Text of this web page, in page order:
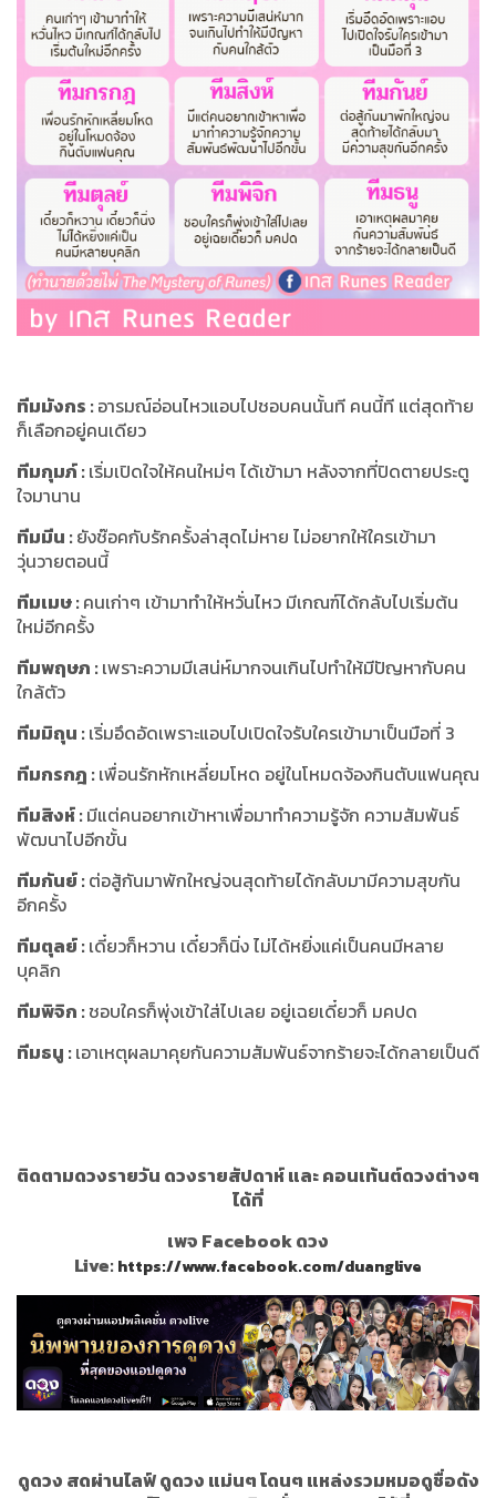
ทีมมังกร :อารมณ์อ่อนไหวแอบไปชอบคนนั้นที คนนี้ที แต่สุดท้าย
ก็เลือกอยู่คนเดียว
ทีมกุมภ์:เริ่มเปิดใจให้คนใหม่ๆ ได้เข้ามา หลังจากที่ปิดตายประตู
ใจมานาน
ทีมมีน :ยังช๊อคกับรักครั้งล่าสุดไม่หาย ไม่อยากให้ใครเข้ามา
วุ่นวายตอนนี้
ทีมเมษ:คนเก่าๆ เข้ามาทำให้หวั่นไหว มีเกณฑ์ได้กลับไปเริ่มต้น
ใหม่อีกครั้ง
ทีมพฤษภ :เพราะความมีเสน่ห์มากจนเกินไปทำให้มีปัญหากับคน
ใกล้ตัว
ทีมมิถุน :เริ่มอึดอัดเพราะแอบไปเปิดใจรับใครเข้ามาเป็นมือที่ 3
ทีมกรกฎ :เพื่อนรักหักเหลี่ยมโหด อยู่ในโหมดจ้องกินตับแฟนคุณ
ทีมสิงห์:มีแต่คนอยากเข้าหาเพื่อมาทำความรู้จัก ความสัมพันธ์
พัฒนาไปอีกขั้น
ทีมกันย์:ต่อสู้กันมาพักใหญ่จนสุดท้ายได้กลับมามีความสุขกัน
อีกครั้ง
ทีมตุลย์:เดี๋ยวก็หวาน เดี๋ยวก็นิ่ง ไม่ได้หยิ่งแค่เป็นคนมีหลาย
บุคลิก
ทีมพิจิก :ชอบใครก็พุ่งเข้าใส่ไปเลย อยู่เฉยเดี๋ยวก็ มคปด
ทีมธนู :เอาเหตุผลมาคุยกันความสัมพันธ์จากร้ายจะได้กลายเป็นดี
ติดตามดวงรายวัน ดวงรายสัปดาห์ และ คอนเท้นต์ดวงต่างๆ
ได้ที่
เพจ Facebook ดวง
Live:https://www.facebook.com/duanglive
ดูดวง สดผ่านไลฟ์ ดูดวง แม่นๆ โดนๆ แหล่งรวมหมอดูชื่อดัง